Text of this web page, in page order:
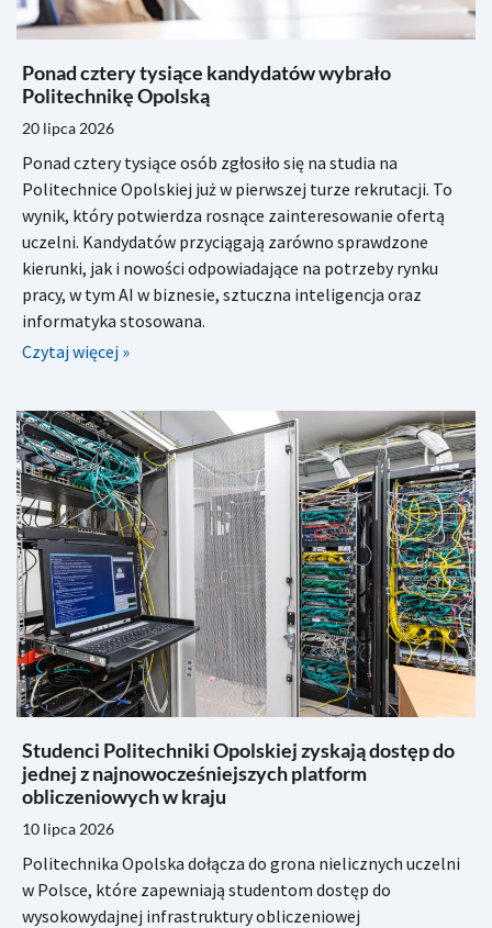
Ponad cztery tysiące kandydatów wybrało
Politechnikę Opolską
20 lipca 2026
Ponad cztery tysiące osób zgłosiło się na studia na
Politechnice Opolskiej już w pierwszej turze rekrutacji. To
wynik, który potwierdza rosnące zainteresowanie ofertą
uczelni. Kandydatów przyciągają zarówno sprawdzone
kierunki, jak i nowości odpowiadające na potrzeby rynku
pracy, w tym AI w biznesie, sztuczna inteligencja oraz
informatyka stosowana.
Czytaj więcej »
Studenci Politechniki Opolskiej zyskają dostęp do
jednej z najnowocześniejszych platform
obliczeniowych w kraju
10 lipca 2026
Politechnika Opolska dołącza do grona nielicznych uczelni
w Polsce, które zapewniają studentom dostęp do
wysokowydajnej infrastruktury obliczeniowej